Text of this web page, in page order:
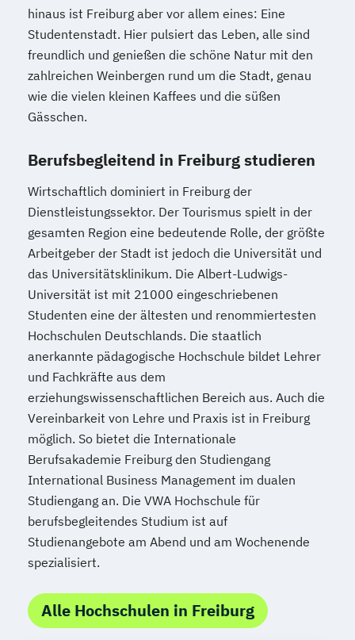
Zukunftsmanagement
hinaus ist Freiburg aber vor allem eines: Eine
Studentenstadt. Hier pulsiert das Leben, alle sind
freundlich und genießen die schöne Natur mit den
zahlreichen Weinbergen rund um die Stadt, genau
wie die vielen kleinen Kaffees und die süßen
Gässchen.
Berufsbegleitend in Freiburg studieren
Wirtschaftlich dominiert in Freiburg der
Dienstleistungssektor. Der Tourismus spielt in der
gesamten Region eine bedeutende Rolle, der größte
Arbeitgeber der Stadt ist jedoch die Universität und
das Universitätsklinikum. Die Albert-Ludwigs-
Universität ist mit 21000 eingeschriebenen
Studenten eine der ältesten und renommiertesten
Hochschulen Deutschlands. Die staatlich
anerkannte pädagogische Hochschule bildet Lehrer
und Fachkräfte aus dem
erziehungswissenschaftlichen Bereich aus. Auch die
Vereinbarkeit von Lehre und Praxis ist in Freiburg
möglich. So bietet die Internationale
Berufsakademie Freiburg den Studiengang
International Business Management im dualen
Studiengang an. Die VWA Hochschule für
berufsbegleitendes Studium ist auf
Studienangebote am Abend und am Wochenende
spezialisiert.
Alle Hochschulen in Freiburg